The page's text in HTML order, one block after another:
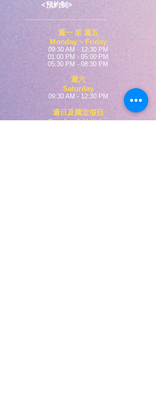
​<預約制>
週一 至 週五
Monday ~ Friday
09:30 AM - 12:30 PM
01:00 PM - 05:00 PM
05:30 PM - 08:30 PM
週六
Saturday
09:30 AM - 12:30 PM
週 日及國定假日
Sunday & Holiday